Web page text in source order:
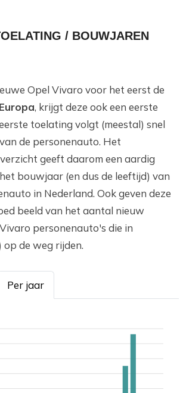
/ BOUWJAREN
Opel Vivaro voor het eerst de
Europa, krijgt deze ook een eerste
toelating volgt (meestal) snel
de personenauto. Het
geeft daarom een aardig
bouwjaar (en dus de leeftijd) van
in Nederland. Ook geven deze
beeld van het aantal nieuw
personenauto's die in
op de weg rijden.
Per jaar